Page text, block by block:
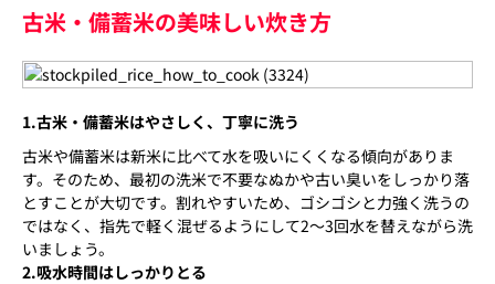
古米・備蓄米の美味しい炊き方
1.古米・備蓄米はやさしく、丁寧に洗う
古米や備蓄米は新米に比べて水を吸いにくくなる傾向がありま
す。そのため、最初の洗米で不要なぬかや古い臭いをしっかり落
とすことが大切です。割れやすいため、ゴシゴシと力強く洗うの
ではなく、指先で軽く混ぜるようにして2〜3回水を替えながら洗
いましょう。
2.吸水時間はしっかりとる